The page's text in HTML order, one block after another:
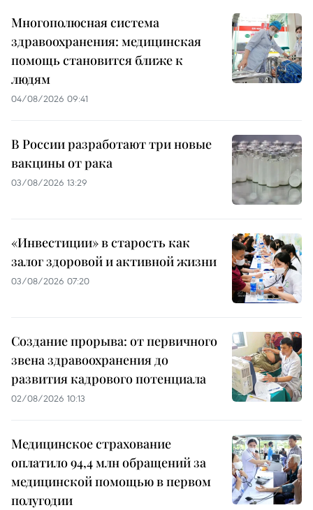
Многополюсная система
здравоохранения: медицинская
помощь становится ближе к
людям
04/08/2026 09:41
В России разработают три новые
вакцины от рака
03/08/2026 13:29
«Инвестиции» в старость как
залог здоровой и активной жизни
03/08/2026 07:20
Создание прорыва: от первичного
звена здравоохранения до
развития кадрового потенциала
02/08/2026 10:13
Медицинское страхование
оплатило 94,4 млн обращений за
медицинской помощью в первом
полугодии